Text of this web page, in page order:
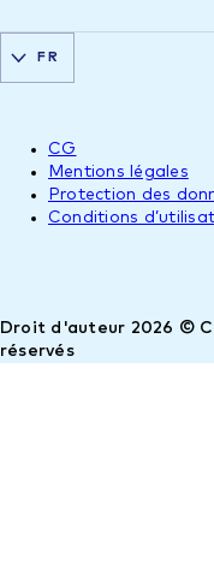
Droit d'auteur 2026 ©
réservés
CG
Mentions légales
Protection des
Conditions
FR